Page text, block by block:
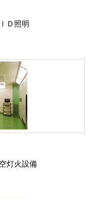
Ｄ照明
灯火設備